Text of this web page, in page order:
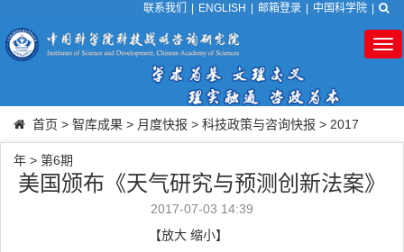
联系我们 ENGLISH 邮箱登录 中国科学院
首页 > 智库成果 > 月度快报 > 科技政策与咨询快报 > 2017
年 > 第6期
美国颁布《天气研究与预测创新法案》
2017-07-03 14:39
【放大 缩小】